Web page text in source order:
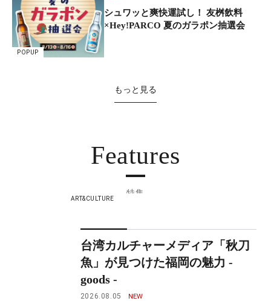
POPUP
シュワッと爽快運試し！ 友桝飲料
×Hey!PARCO 夏のガラポン抽選会
もっと見る
Features
特集
ART&CULTURE
台湾カルチャーメディア「秋刀
魚」が見つけた福岡の魅力 -
goods -
2026.08.05